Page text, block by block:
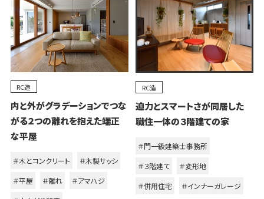
RC造
内と外がグラデーションでつな
がる２つの離れを抱えた端正
な平屋
＃木とコンクリート
＃木製サッシ
＃平屋
＃離れ
＃アマハジ
RC造
迫力とスマートさが同居した
職住一体の３階建ての家
＃門一級建築士事務所
＃３階建て
＃変形地
＃併用住宅
＃インナーガレージ